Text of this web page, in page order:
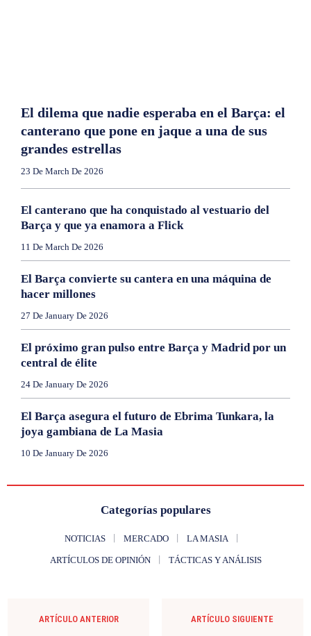
El dilema que nadie esperaba en el Barça: el
canterano que pone en jaque a una de sus
grandes estrellas
23 De March De 2026
El canterano que ha conquistado al vestuario del
Barça y que ya enamora a Flick
11 De March De 2026
El Barça convierte su cantera en una máquina de
hacer millones
27 De January De 2026
El próximo gran pulso entre Barça y Madrid por un
central de élite
24 De January De 2026
El Barça asegura el futuro de Ebrima Tunkara, la
joya gambiana de La Masia
10 De January De 2026
Categorías populares
NOTICIAS MERCADO LA MASIA
ARTÍCULOS DE OPINIÓN TÁCTICAS Y ANÁLISIS
ARTÍCULO ANTERIOR ARTÍCULO SIGUIENTE